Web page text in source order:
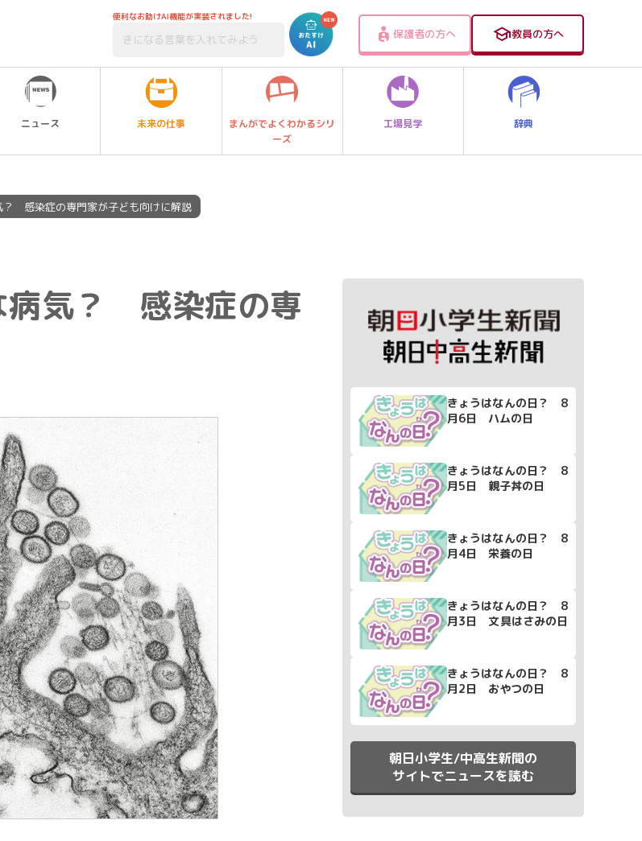
便利なお助けAI機能が実装されました!
保護者の方へ 教員の方へ
ニュース 未来の仕事
まんがでよくわかるシリ
ーズ
工場見学 辞典
？ 感染症の専門家が子ども向けに解説
病気？ 感染症の専
きょうはなんの日？ 8
月6日 ハムの日
きょうはなんの日？ 8
月5日 親子丼の日
きょうはなんの日？ 8
月4日 栄養の日
きょうはなんの日？ 8
月3日 文具はさみの日
きょうはなんの日？ 8
月2日 おやつの日
朝日小学生/中高生新聞の
サイトでニュースを読む